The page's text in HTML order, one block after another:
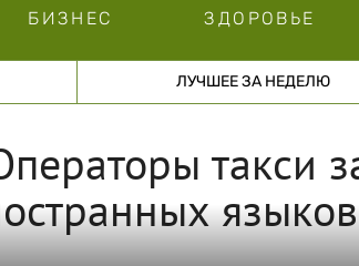
БИЗНЕС ЗДОРОВЬЕ
ЛУЧШЕЕ ЗА НЕДЕЛЮ
такси